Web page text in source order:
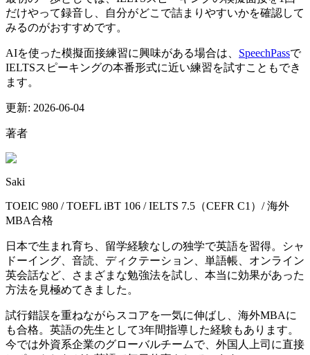
だけやって録音し、自分がどこで詰まりやすいかを確認して
みるのがおすすめです。
AIを使った模擬面接練習に興味がある場合は、 SpeechPassで
IELTSスピーキングの本番形式に近い練習を試すこともでき
ます。
更新: 2026-06-04
著者
Saki
TOEIC 980 / TOEFL iBT 106 / IELTS 7.5（CEFR C1）/ 海外
MBA合格
日本で生まれ育ち、留学経験なしの独学で英語を習得。シャ
ドーイング、音読、ディクテーション、単語帳、オンライン
英会話など、さまざまな勉強法を試し、本当に効果があった
方法を見極めてきました。
試行錯誤を重ねながらスコアを一気に伸ばし、海外MBAに
も合格。英語の先生として3年間指導した経験もあります。
今では外資系企業のグローバルチームで、外国人上司に直接